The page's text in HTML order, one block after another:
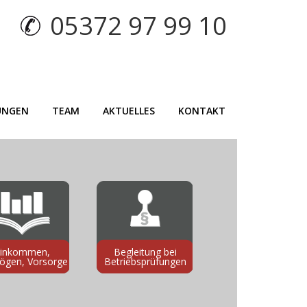
05372 97 99 10
TEAM AKTUELLES KONTAKT
Vorsorge
Begleitung bei
Betriebsprüfungen